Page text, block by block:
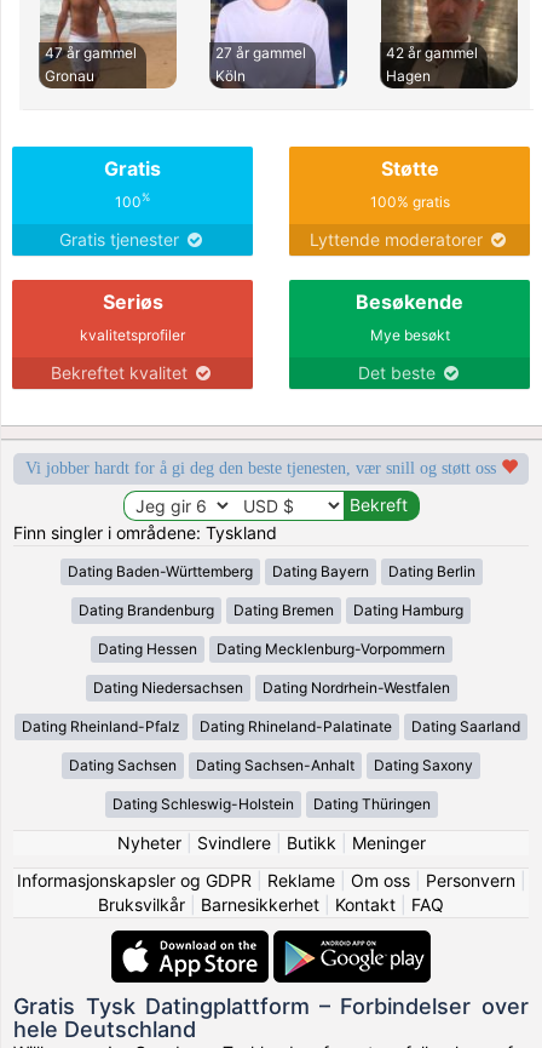
47 år gammel
Gronau
27 år gammel
Köln
42 år gammel
Hagen
Gratis
100%
Gratis tjenester
Støtte
100% gratis
Lyttende moderatorer
Seriøs
kvalitetsprofiler
Bekreftet kvalitet
Besøkende
Mye besøkt
Det beste
Vi jobber hardt for å gi deg den beste tjenesten, vær snill og støtt oss
Finn singler i områdene: Tyskland
Dating Baden-Württemberg Dating Bayern Dating Berlin
Dating Brandenburg Dating Bremen Dating Hamburg
Dating Hessen Dating Mecklenburg-Vorpommern
Dating Niedersachsen Dating Nordrhein-Westfalen
Dating Rheinland-Pfalz Dating Rhineland-Palatinate Dating Saarland
Dating Sachsen Dating Sachsen-Anhalt Dating Saxony
Dating Schleswig-Holstein Dating Thüringen
Nyheter| Svindlere| Butikk
Meninger
Informasjonskapsler og GDPR
Reklame| Om oss| Personvern|
Bruksvilkår
Barnesikkerhet Kontakt FAQ
Gratis Tysk Datingplattform – Forbindelser over
hele Deutschland